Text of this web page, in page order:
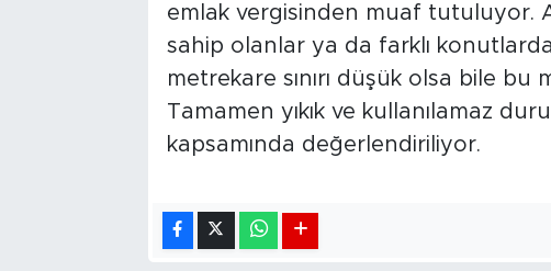
emlak vergisinden muaf tutuluyor.
sahip olanlar ya da farklı
metrekare sınırı düşük olsa bile
Tamamen yıkık ve kullanılamaz
kapsamında değerlendiriliyor.